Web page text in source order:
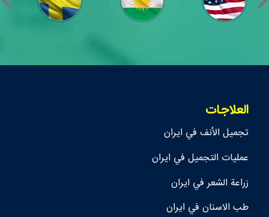
العلاجات
تجمیل الأنف في ايران
عمليات التجميل في ايران
زراعة الشعر في ايران
طب الاسنان في ايران